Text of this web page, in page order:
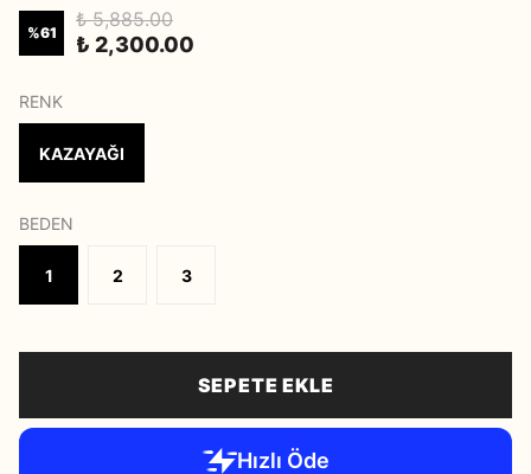
%61
₺ 5,885.00
₺ 2,300.00
RENK
KAZAYAĞI
BEDEN
1 2 3
SEPETE EKLE